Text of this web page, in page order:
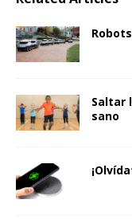
Saltar
sano